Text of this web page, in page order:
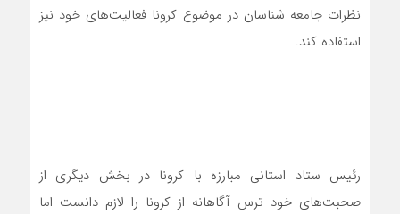
نظرات جامعه شناسان در موضوع کرونا فعالیت‌های خود نیز
استفاده کند.
رئیس ستاد استانی مبارزه با کرونا در بخش دیگری از
صحبت‌های خود ترس آگاهانه از کرونا را لازم دانست اما